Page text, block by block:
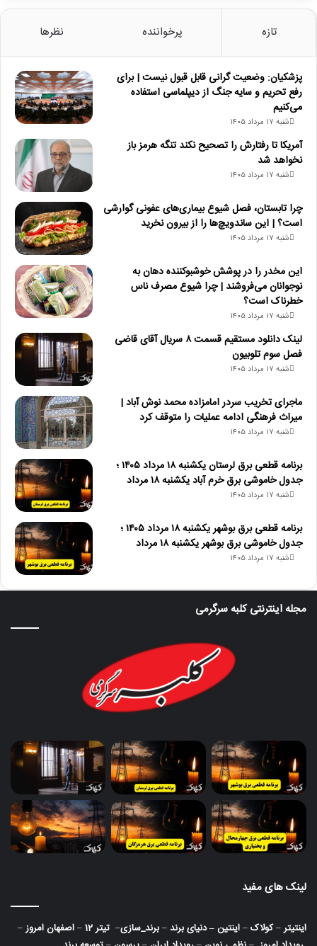
تازه پرخواننده نظرها
پزشکیان: وضعیت گرانی قابل قبول نیست | برای
رفع تحریم و سایه جنگ از دیپلماسی استفاده
می‌کنیم
شنبه ۱۷ مرداد ۱۴۰۵
آمریکا تا رفتارش را تصحیح نکند تنگه هرمز باز
نخواهد شد
شنبه ۱۷ مرداد ۱۴۰۵
چرا تابستان، فصل شیوع بیماری‌های عفونی گوارشی
است؟ | این ساندویچ‌ها را از بیرون نخرید
شنبه ۱۷ مرداد ۱۴۰۵
این مخدر را در پوشش خوشبوکننده دهان به
نوجوانان می‌فروشند | چرا شیوع مصرف ناس
خطرناک است؟
شنبه ۱۷ مرداد ۱۴۰۵
لینک دانلود مستقیم قسمت ۸ سریال آقای قاضی
فصل سوم تلوبیون
شنبه ۱۷ مرداد ۱۴۰۵
ماجرای تخریب سردر امامزاده محمد نوش ‌آباد |
میراث فرهنگی ادامه عملیات را متوقف کرد
شنبه ۱۷ مرداد ۱۴۰۵
برنامه قطعی برق لرستان یکشنبه ۱۸ مرداد ۱۴۰۵ ؛
جدول خاموشی برق خرم آباد یکشنبه ۱۸ مرداد
شنبه ۱۷ مرداد ۱۴۰۵
برنامه قطعی برق بوشهر یکشنبه ۱۸ مرداد ۱۴۰۵ ؛
جدول خاموشی برق بوشهر یکشنبه ۱۸ مرداد
شنبه ۱۷ مرداد ۱۴۰۵
مجله اینترنتی کلبه سرگرمی
لینک های مفید
اینتیتر–کولاک–اینتین–دنیای برند–برند_سازی– تیتر 12 –اصفهان امروز–